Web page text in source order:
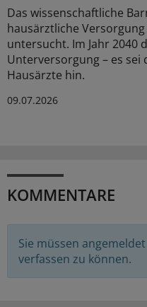
Das wissenschaftliche
hausärztliche
untersucht. Im Jahr 2040
Unterversorgung – es
Hausärzte hin.
09.07.2026
KOMMENTARE
Sie müssen
verfassen zu können.